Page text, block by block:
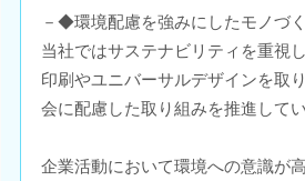
－◆環境配慮を強みにしたモノづ
当社ではサステナビリティを重視
印刷やユニバーサルデザインを取
会に配慮した取り組みを推進してい
企業活動において環境への意識が